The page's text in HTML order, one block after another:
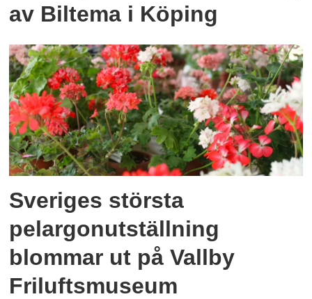
av Biltema i Köping
Sveriges största
pelargonutställning
blommar ut på Vallby
Friluftsmuseum